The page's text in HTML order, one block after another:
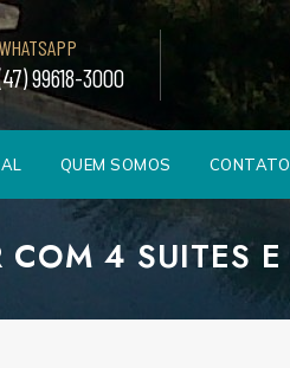
WHATSAPP
99618-3000
QUEM SOMOS CONTATO
4 SUITES E